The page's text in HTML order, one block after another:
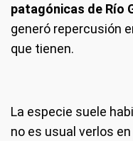
patagónicas de Río
generó repercusión
que tienen.
La especie suele
no es usual verlos